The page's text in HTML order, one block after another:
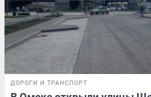
ДОРОГИ И ТРАНСПОРТ